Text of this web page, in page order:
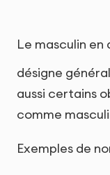
Le masculin
désigne
aussi certains
comme
Exemples de